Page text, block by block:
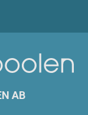
AB